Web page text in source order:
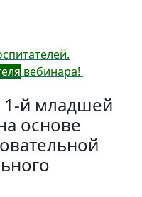
вебинара!
1-й младшей
основе